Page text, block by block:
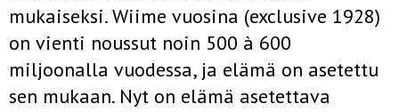
mukaiseksi. Wiime vuosina (exclusive 1928)
on vienti noussut noin 500 à 600
miljoonalla vuodessa, ja elämä on asetettu
sen mukaan. Nyt on elämä asetettava